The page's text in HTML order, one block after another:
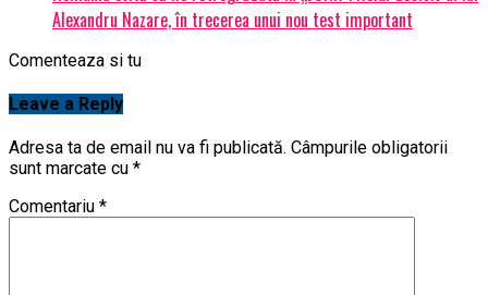
Alexandru Nazare, în trecerea unui nou test important
Comenteaza si tu
Leave a Reply
Adresa ta de email nu va fi publicată. Câmpurile obligatorii
sunt marcate cu *
Comentariu *